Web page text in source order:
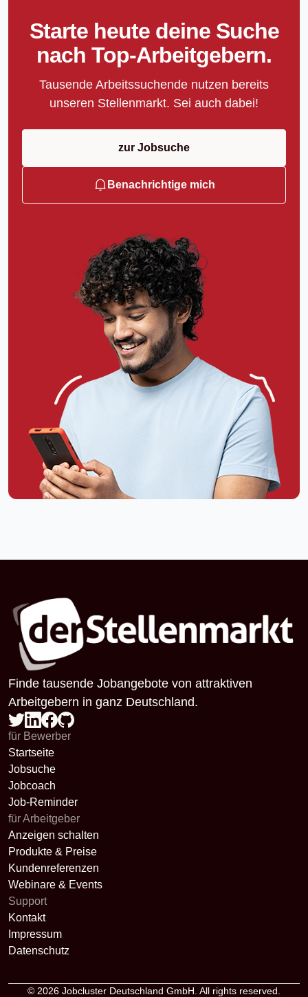
Starte heute deine Suche
nach Top-Arbeitgebern.
Tausende Arbeitssuchende nutzen bereits
unseren Stellenmarkt. Sei auch dabei!
zur Jobsuche
Benachrichtige mich
Finde tausende Jobangebote von attraktiven
Arbeitgebern in ganz Deutschland.
für Bewerber
Startseite
Jobsuche
Jobcoach
Job-Reminder
für Arbeitgeber
Anzeigen schalten
Produkte & Preise
Kundenreferenzen
Webinare & Events
Support
Kontakt
Impressum
Datenschutz
© 2026 Jobcluster Deutschland GmbH. All rights reserved.